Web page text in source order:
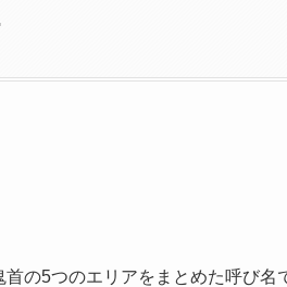
の5つのエリアをまとめた呼び名